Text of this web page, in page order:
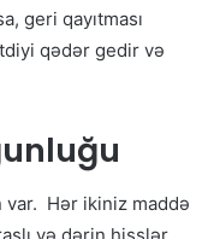
geri qayıtması
qədər gedir və
var. Hər ikiniz maddə